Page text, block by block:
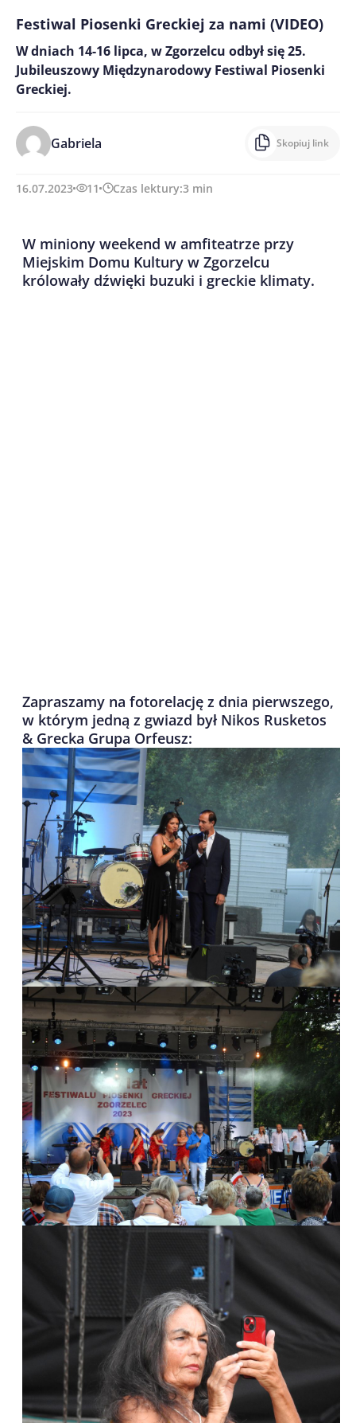
Festiwal Piosenki Greckiej za nami (VIDEO)
W dniach 14-16 lipca, w Zgorzelcu odbył się 25.
Jubileuszowy Międzynarodowy Festiwal Piosenki
Greckiej.
Gabriela Skopiuj link
16.07.2023 11 Czas lektury:3 min
W miniony weekend w amfiteatrze przy
Miejskim Domu Kultury w Zgorzelcu
królowały dźwięki buzuki i greckie klimaty.
Zapraszamy na fotorelację z dnia pierwszego,
w którym jedną z gwiazd był Nikos Rusketos
& Grecka Grupa Orfeusz: